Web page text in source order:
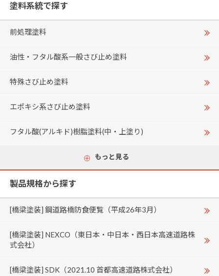
塗料系統で探す
前処理塗料
油性・フタル酸系一般さび止め塗料
特殊さび止め塗料
エポキシ系さび止め塗料
フタル酸(アルキド)樹脂塗料(中・上塗り)
もっと見る
製品規格から探す
[橋梁塗装] 鋼道路橋防食便覧（平成26年3月）
[橋梁塗装] NEXCO（東日本・中日本・西日本高速道路株
式会社）
[橋梁塗装] SDK（2021.10 首都高速道路株式会社）